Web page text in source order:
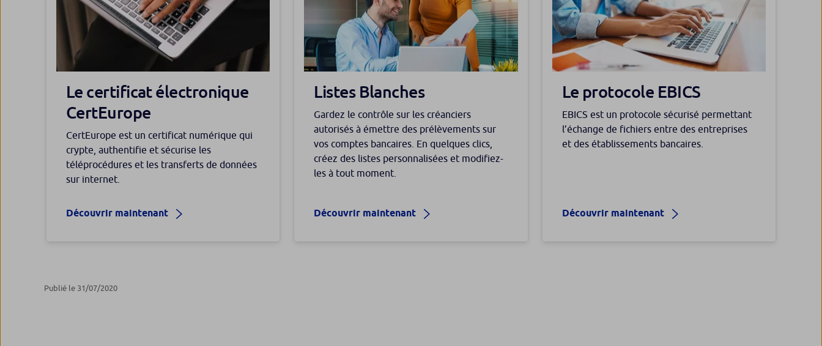
Le certificat électronique
CertEurope
CertEurope est un certificat numérique qui
crypte, authentifie et sécurise les
téléprocédures et les transferts de données
sur internet.
Découvrir maintenant
Listes Blanches
Gardez le contrôle sur les créanciers
autorisés à émettre des prélèvements sur
vos comptes bancaires. En quelques clics,
créez des listes personnalisées et modifiez-
les à tout moment.
Découvrir maintenant
Le protocole EBICS
EBICS est un protocole sécurisé permettant
l’échange de fichiers entre des entreprises
et des établissements bancaires.
Découvrir maintenant
Publié le 31/07/2020